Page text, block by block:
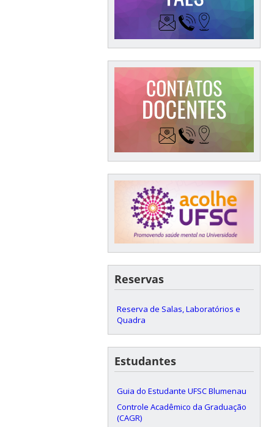
Reservas
Reserva de Salas, Laboratórios e
Quadra
Estudantes
Guia do Estudante UFSC Blumenau
Controle Acadêmico da Graduação
(CAGR)